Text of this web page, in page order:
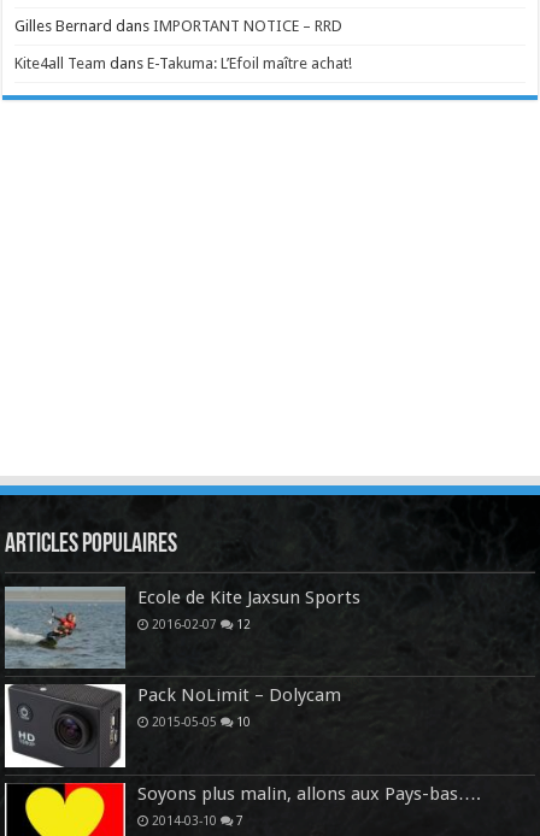
Gilles Bernard dansIMPORTANT NOTICE – RRD
Kite4all Team dansE-Takuma: L’Efoil maître achat!
Articles Populaires
Ecole de Kite Jaxsun Sports
2016-02-07 12
Pack NoLimit – Dolycam
2015-05-05 10
Soyons plus malin, allons aux Pays-bas….
2014-03-10 7